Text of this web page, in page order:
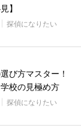
】
探偵になりたい
び方マスター！
校の見極め方
探偵になりたい